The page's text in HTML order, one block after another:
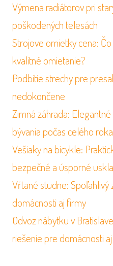
Výmena radiátorov pri
poškodených telesách
Strojove omietky cena:
kvalitné omietanie?
Podbitie strechy pre
nedokončene
Zimná záhrada:
bývania počas celého roka
Vešiaky na bicykle:
bezpečné a úsporné
Vŕtané studne: Spoľahlivý
domácnosti aj firmy
Odvoz nábytku v
riešenie pre domácnosti